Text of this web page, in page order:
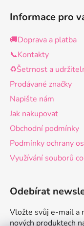
Informace pro
🚚Doprava a platba
📞Kontakty
♻️Šetrnost a
Prodávané značky
Napište nám
Jak nakupovat
Obchodní podmínky
Podmínky ochrany
Využívání souborů
Odebírat
Vložte svůj e-mail a
nových produktech